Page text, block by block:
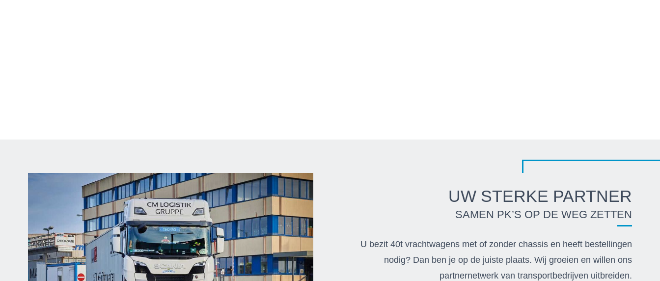
UW STERKE PARTNER
SAMEN PK’S OP DE WEG ZETTEN
U bezit 40t vrachtwagens met of zonder chassis en heeft bestellingen
nodig? Dan ben je op de juiste plaats. Wij groeien en willen ons
partnernetwerk van transportbedrijven uitbreiden.